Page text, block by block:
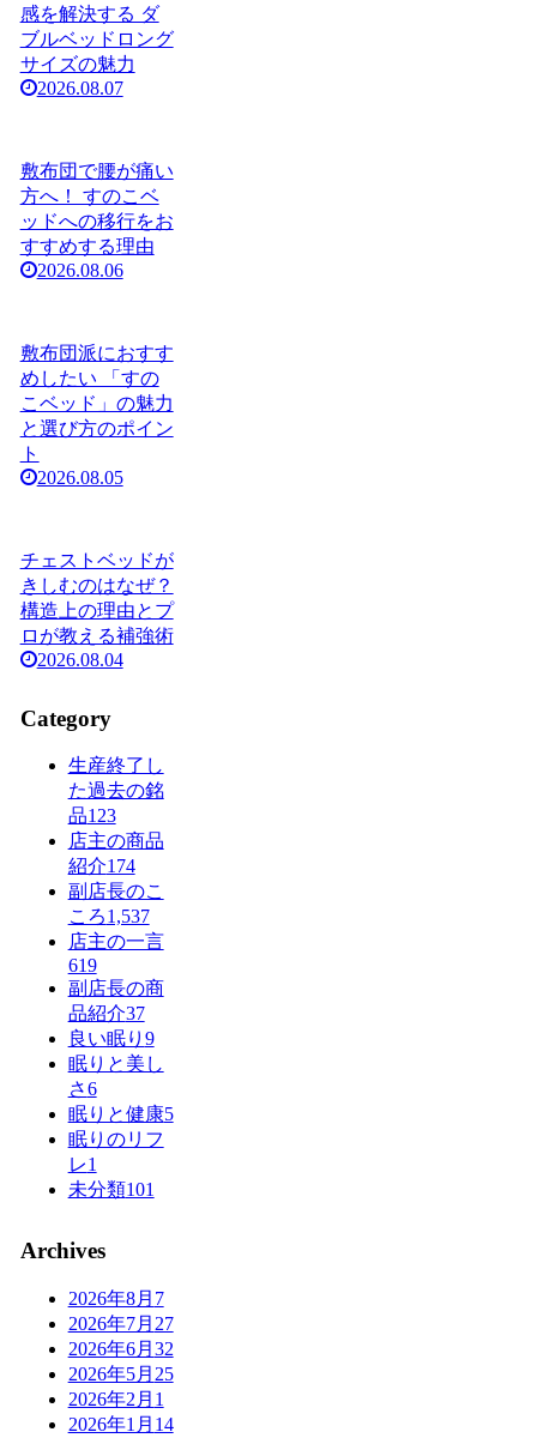
感を解決する ダ
ブルベッドロング
サイズの魅力
2026.08.07
敷布団で腰が痛い
方へ！ すのこベ
ッドへの移行をお
すすめする理由
2026.08.06
敷布団派におすす
めしたい 「すの
こベッド」の魅力
と選び方のポイン
ト
2026.08.05
チェストベッドが
きしむのはなぜ？
構造上の理由とプ
ロが教える補強術
2026.08.04
Category
生産終了し
た過去の銘
品123
店主の商品
紹介174
副店長のこ
ころ1,537
店主の一言
619
副店長の商
品紹介37
良い眠り 9
眠りと美し
さ6
眠りと健康5
眠りのリフ
レ1
未分類101
Archives
2026年8月 7
2026年7月 27
2026年6月 32
2026年5月 25
2026年2月 1
2026年1月 14